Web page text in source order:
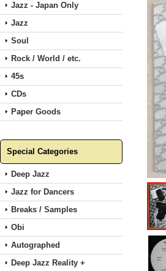
Jazz - Japan Only
Jazz
Soul
Rock / World / etc.
45s
CDs
Paper Goods
Special Categories
Deep Jazz
Jazz for Dancers
Breaks / Samples
Obi
Autographed
Deep Jazz Reality +